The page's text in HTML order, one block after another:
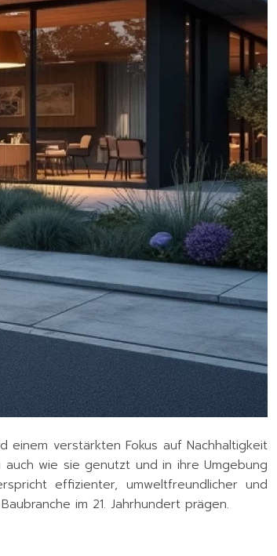
verstärkten Fokus auf Nachhaltigkeit
wie sie genutzt und in ihre Umgebung
effizienter, umweltfreundlicher und
im 21. Jahrhundert prägen.